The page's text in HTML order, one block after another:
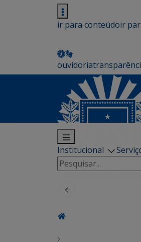
ir para conteúdoir
ouvidoria
Institucional
Pesquisar
por: